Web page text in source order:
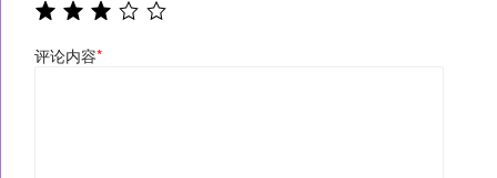
评论内容*